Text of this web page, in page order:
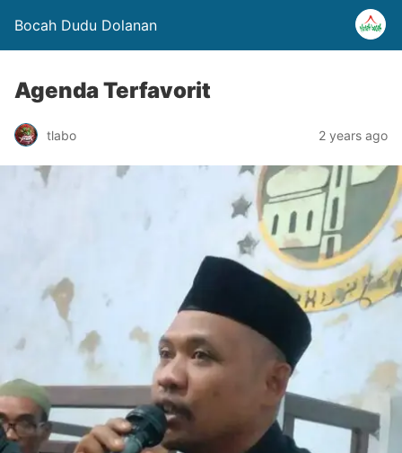
Bocah Dudu Dolanan
Agenda Terfavorit
tlabo 2 years ago